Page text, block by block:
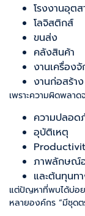
โรงงานอุต
โลจิสติกส์
ขนส่ง
คลังสินค้า
งานเครื่องจั
งานก่อสร้าง
เพราะความผิดพลา
ความปลอด
อุบัติเหตุ
ภาพลักษณ์
และต้นทุนท
แต่ปัญหาที่พบได้บ่อ
หลายองค์กร “มีชุดต